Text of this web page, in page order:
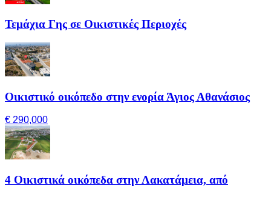
Τεμάχια Γης σε Οικιστικές Περιοχές
Οικιστικό οικόπεδο στην ενορία Άγιος Αθανάσιος
€ 290,000
4 Οικιστικά οικόπεδα στην Λακατάμεια, από